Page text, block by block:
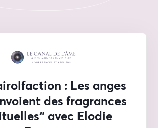
: Les anges
des fragrances
avec Elodie